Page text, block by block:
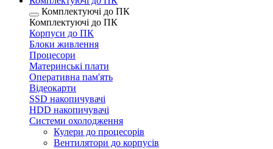
Комплектуючі до ПК
Комплектуючі до ПК
Корпуси до ПК
Блоки живлення
Процесори
Материнські плати
Оперативна пам'ять
Відеокарти
SSD накопичувачі
HDD накопичувачі
Системи охолодження
Кулери до процесорів
Вентилятори до корпусів